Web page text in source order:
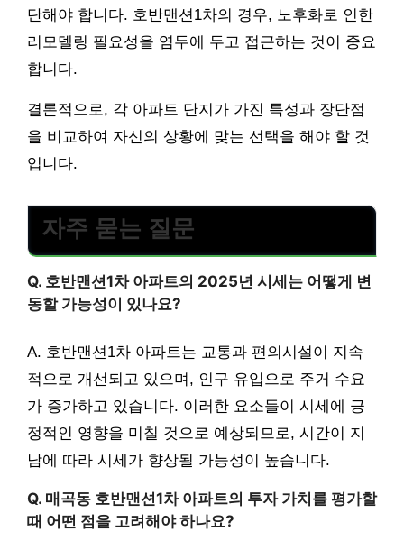
단해야 합니다. 호반맨션1차의 경우, 노후화로 인한
리모델링 필요성을 염두에 두고 접근하는 것이 중요
합니다.
결론적으로, 각 아파트 단지가 가진 특성과 장단점
을 비교하여 자신의 상황에 맞는 선택을 해야 할 것
입니다.
자주 묻는 질문
Q. 호반맨션1차 아파트의 2025년 시세는 어떻게 변
동할 가능성이 있나요?
A. 호반맨션1차 아파트는 교통과 편의시설이 지속
적으로 개선되고 있으며, 인구 유입으로 주거 수요
가 증가하고 있습니다. 이러한 요소들이 시세에 긍
정적인 영향을 미칠 것으로 예상되므로, 시간이 지
남에 따라 시세가 향상될 가능성이 높습니다.
Q. 매곡동 호반맨션1차 아파트의 투자 가치를 평가할
때 어떤 점을 고려해야 하나요?